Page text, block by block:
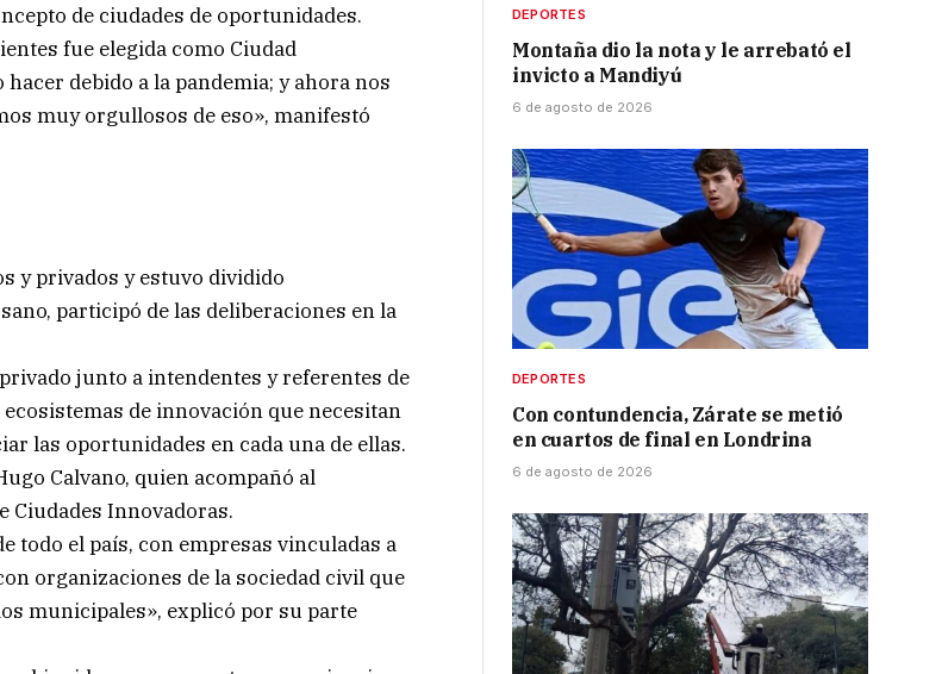
de ciudades de oportunidades.
fue elegida como Ciudad
debido a la pandemia; y ahora nos
muy orgullosos de eso», manifestó
y privados y estuvo dividido
participó de las deliberaciones en la
junto a intendentes y referentes de
de innovación que necesitan
las oportunidades en cada una de ellas.
Calvano, quien acompañó al
Ciudades Innovadoras.
todo el país, con empresas vinculadas a
organizaciones de la sociedad civil que
municipales», explicó por su parte
DEPORTES
Montaña dio la nota y le arrebató el
invicto a Mandiyú
6 de agosto de 2026
DEPORTES
Con contundencia, Zárate se metió
en cuartos de final en Londrina
6 de agosto de 2026